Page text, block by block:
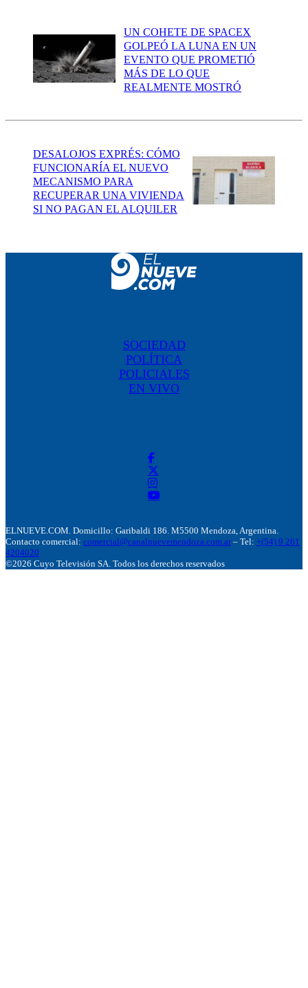
UN COHETE DE SPACEX
GOLPEÓ LA LUNA EN UN
EVENTO QUE PROMETIÓ
MÁS DE LO QUE
REALMENTE MOSTRÓ
DESALOJOS EXPRÉS: CÓMO
FUNCIONARÍA EL NUEVO
MECANISMO PARA
RECUPERAR UNA VIVIENDA
SI NO PAGAN EL ALQUILER
SOCIEDAD
POLÍTICA
POLICIALES
EN VIVO
ELNUEVE.COM. Domicillo: Garibaldi 186. M5500 Mendoza, Argentina.
Contacto comercial: comercial@canalnuevemendoza.com.ar – Tel: +(54) 9 261
4204020
©2026 Cuyo Televisión SA. Todos los derechos reservados